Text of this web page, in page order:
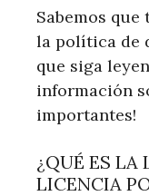
Sabemos
la política de
que siga
información
importantes!
¿QUÉ ES LA
LICENCIA